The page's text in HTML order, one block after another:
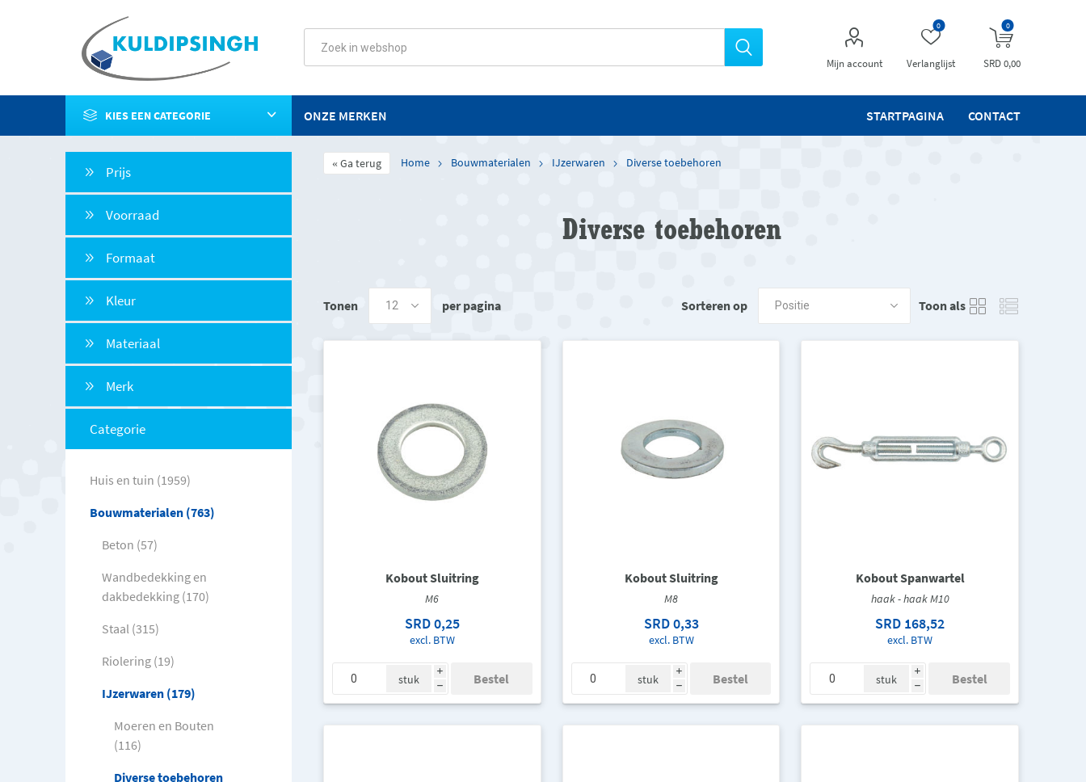
Mijn account Verlanglijst
0 0
SRD 0,00
KIES EEN CATEGORIE STARTPAGINA CONTACT
ONZE MERKEN
Ga terug Home Bouwmaterialen IJzerwaren Diverse toebehoren
Diverse toebehoren
Toon als
Sorteren op
Tonen per pagina
Kobout Sluitring
M6
SRD 0,25
excl. BTW
i
h
stuk
Kobout Sluitring
M8
SRD 0,33
excl. BTW
i
h
stuk
Kobout Spanwartel
haak - haak M10
SRD 168,52
excl. BTW
i
h
stuk
Prijs
Voorraad
Formaat
Kleur
Materiaal
Merk
Categorie
Huis en tuin (1959)
Bouwmaterialen (763)
Beton (57)
Wandbedekking en
dakbedekking (170)
Staal (315)
Riolering (19)
IJzerwaren (179)
Moeren en Bouten
(116)
Diverse toebehoren